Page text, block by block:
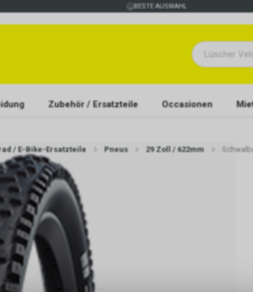
BESTE AUSWAHL
Zubehör / Ersatzteile Occasionen
/ E-Bike-Ersatzteile Pneus 29 Zoll / 622mm